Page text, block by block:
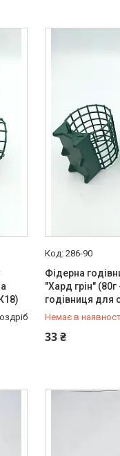
286-90
Фідерна
"Хард грін"
годівниця для
Немає в
33 ₴
+380 (97) 949-